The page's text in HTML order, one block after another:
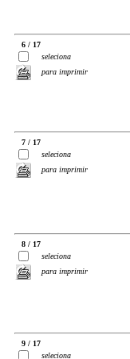
6 / 17
seleciona
para imprimir
7 / 17
seleciona
para imprimir
8 / 17
seleciona
para imprimir
9 / 17
seleciona